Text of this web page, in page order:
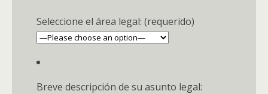
Seleccione el área legal: (requerido)
Breve descripción de su asunto legal: